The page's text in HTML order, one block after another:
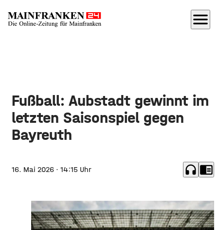
menu
Fußball: Aubstadt gewinnt im
letzten Saisonspiel gegen
Bayreuth
16. Mai 2026 · 14:15 Uhr headphones chrome_reader_mode